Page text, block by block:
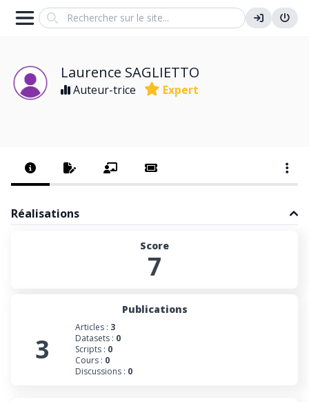
Search
Laurence SAGLIETTO
Auteur-trice Expert
Réalisations
Score
7
Publications
3
Articles : 3
Datasets : 0
Scripts : 0
Cours : 0
Discussions : 0